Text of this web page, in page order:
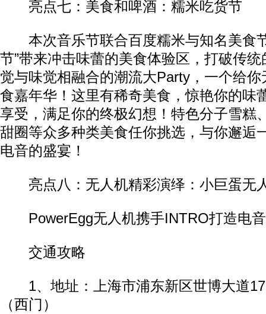
亮点七：美食和啤酒：糯米吃货节
本次音乐节联合百度糯米与知名美食
节”带来冲击味蕾的美食体验区，打破传
觉与味觉相融合的潮流大Party，一个给
食嘉年华！这里有稀奇美食，惊艳你的味
享受，满足你的终极幻想！特色分子雪糕
甜圈等众多种类美食任你挑选，与你邂逅
电音的盛宴！
亮点八：无人机精彩演绎：小巨蛋无
PowerEgg无人机携手INTRO打造电
交通攻略
1、地址：上海市浦东新区世博大道
（西门）